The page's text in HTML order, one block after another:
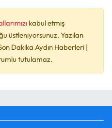
kabul etmiş
üstleniyorsunuz. Yazılan
Dakika Aydın Haberleri |
tutulamaz.